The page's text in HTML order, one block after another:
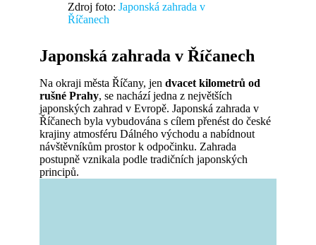
Zdroj foto: Japonská zahrada v
Říčanech
Japonská zahrada v Říčanech
Na okraji města Říčany, jen dvacet kilometrů od
rušné Prahy, se nachází jedna z největších
japonských zahrad v Evropě. Japonská zahrada v
Říčanech byla vybudována s cílem přenést do české
krajiny atmosféru Dálného východu a nabídnout
návštěvníkům prostor k odpočinku. Zahrada
postupně vznikala podle tradičních japonských
principů.